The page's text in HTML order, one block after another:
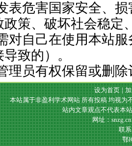
表危害国家安全、
政策、破坏社会稳定
对自己在使用本站
致的）。
理员有权保留或删
设为首页|
本站属于非盈利学术网站 所有投稿 均视为
站内文章观点不代表本
网址：
联
鄂